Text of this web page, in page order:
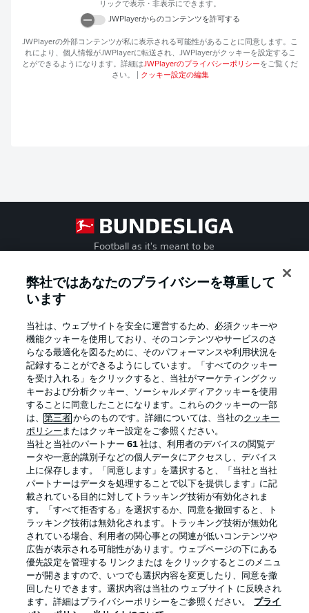
リックで表示・非表示にできます。
JWPlayerからのコンテンツを許可する
JWPlayerの外部コンテンツが私に表示される可能性があることに同意します。こ
れにより、個人情報がJWPlayerに転送され、 JWPlayerがクッキーを設定するこ
とができるようになります。詳細はJWPlayerのプライバシーポリシーをご覧くだ
さい。
クッキー設定の編集
Football as it's meant to be
Official Partners
プライバシー・ポリシー 優先設定を管理する
利用条件 放送局
求人 選手
弊社ではあなたのプライバシーを尊重して
います
当社は、ウェブサイトを安全に運営するため、必須クッキーや
機能クッキーを使用しており、そのコンテンツやサービスのさ
らなる最適化を図るために、そのパフォーマンスや利用状況を
記録することができるようにしています。「すべてのクッキー
を受け入れる」をクリックすると、当社がマーケティングクッ
キーおよび分析クッキー、ソーシャルメディアクッキーを使用
することに同意したことになります。これらのクッキーの一部
は、第三者 からのものです。詳細については、当社のクッキー
ポリシー またはクッキー設定をご参照ください。
当社と当社のパートナー61 社は、利用者のデバイスの閲覧デ
ータや一意的識別子などの個人データにアクセスし、デバイス
上に保存します。「同意します」を選択すると、「当社と当社
パートナーはデータを処理することで以下を提供します」に記
載されている目的に対してトラッキング技術が有効化されま
す。「すべて拒否する」を選択するか、同意を撤回すると、ト
ラッキング技術は無効化されます。トラッキング技術が無効化
されている場合、利用者の関心事との関連が低いコンテンツや
広告が表示される可能性があります。ウェブページの下にある
優先設定を管理する リンクまたは をクリックするとこのメニュ
ーが開きますので、いつでも選択内容を変更したり、同意を撤
回したりできます。選択内容は当社の ウェブサイト に反映され
ます。詳細はプライバシーポリシーをご参照ください。
プライ